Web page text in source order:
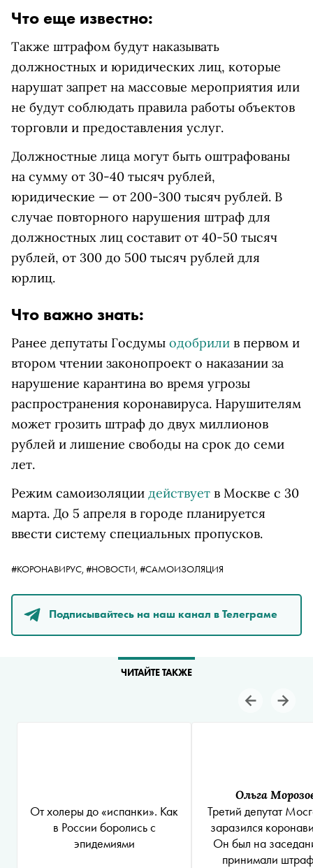
Что еще известно:
Также штрафом будут наказывать
должностных и юридических лиц, которые
нарушат запрет на массовые мероприятия или
не будут соблюдать правила работы объектов
торговли и предоставления услуг.
Должностные лица могут быть оштрафованы
на сумму от 30-40 тысяч рублей,
юридические — от 200-300 тысяч рублей. В
случае повторного нарушения штраф для
должностных лиц составит от 40-50 тысяч
рублей, от 300 до 500 тысяч рублей для
юрлиц.
Что важно знать:
Ранее депутаты Госдумы одобрили в первом и
втором чтении законопроект о наказании за
нарушение карантина во время угрозы
распространения коронавируса. Нарушителям
может грозить штраф до двух миллионов
рублей и лишение свободы на срок до семи
лет.
Режим самоизоляции действует в Москве с 30
марта. До 5 апреля в городе планируется
ввести систему специальных пропусков.
#КОРОНАВИРУС, #НОВОСТИ, #САМОИЗОЛЯЦИЯ
Подписывайтесь на наш канал в Телеграме
ЧИТАЙТЕ ТАКЖЕ
От холеры до «испанки». Как
в России боролись с
эпидемиями
Ольга
Третий депутат
заразился
Он был на
принимали